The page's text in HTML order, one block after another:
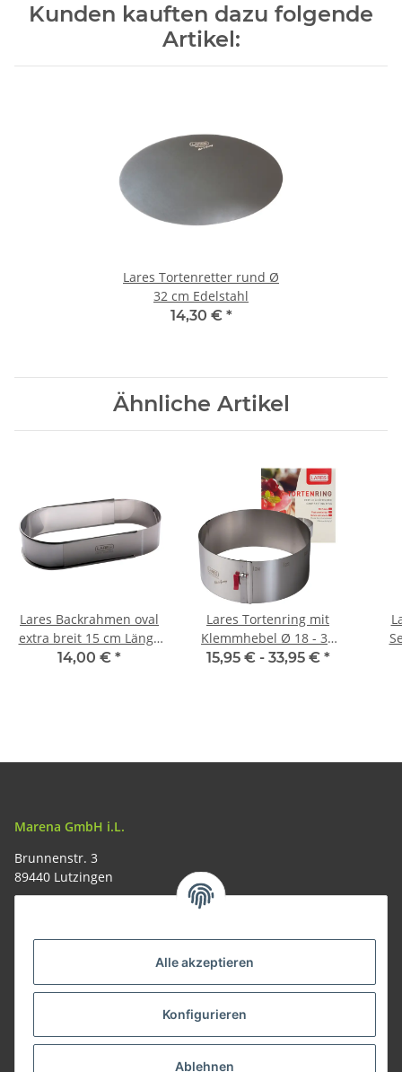
Alle akzeptieren
Konfigurieren
Ablehnen
Kunden kauften dazu folgende
Artikel:
Lares Tortenretter rund Ø
32 cm Edelstahl
14,30 € *
Ähnliche Artikel
Lares Backrahmen oval
extra breit 15 cm Länge
28 - 40 cm
14,00 € *
Lares Tortenring mit
Klemmhebel Ø 18 - 30
cm Höhe 7 cm und 10
15,95 € - 33,95 € *
Marena GmbH i.L.
Brunnenstr. 3
89440 Lutzingen